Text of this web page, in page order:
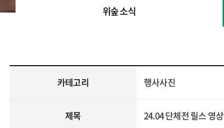
위숲 소식
카테고리 행사사진
제목 24.04 단체전 릴스 영상